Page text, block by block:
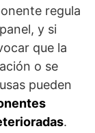
regula
y si
que la
o se
pueden
.